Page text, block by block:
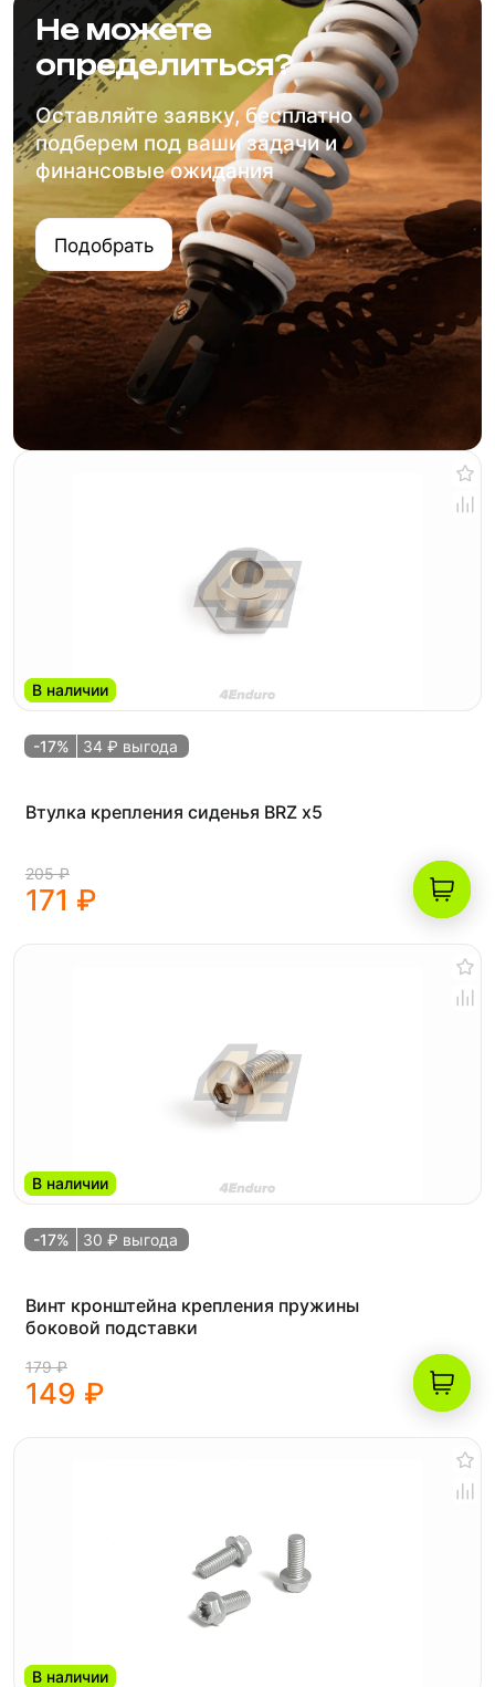
Не можете
определиться?
Оставляйте заявку, бесплатно
подберем под ваши задачи и
финансовые ожидания
Подобрать
В наличии
-17% 34 ₽ выгода
Втулка крепления сиденья BRZ x5
205 ₽
171 ₽
В наличии
-17% 30 ₽ выгода
Винт кронштейна крепления пружины
боковой подставки
179 ₽
149 ₽
В наличии